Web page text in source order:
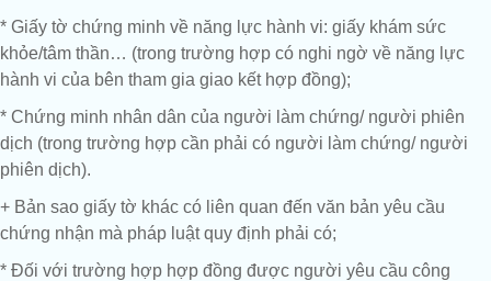
* Giấy tờ chứng minh về năng lực hành vi: giấy khám sức
khỏe/tâm thần… (trong trường hợp có nghi ngờ về năng lực
hành vi của bên tham gia giao kết hợp đồng);
* Chứng minh nhân dân của người làm chứng/ người phiên
dịch (trong trường hợp cần phải có người làm chứng/ người
phiên dịch).
+ Bản sao giấy tờ khác có liên quan đến văn bản yêu cầu
chứng nhận mà pháp luật quy định phải có;
* Đối với trường hợp hợp đồng được người yêu cầu công